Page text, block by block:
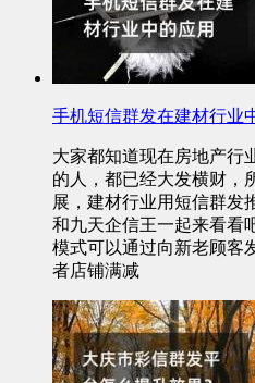
手机短信群发在建材行业
大家都知道现在房地产行
的人，都已经大发横财，
展，建材行业用短信群发
和九天企信王一起来看看
模式可以通过向新老顾客
者店铺满减